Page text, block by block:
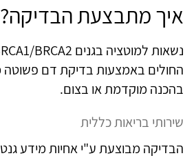
איך מתבצעת הבדיקה?
נשאות למוטציה בגנים BRCA2
החולים באמצעות בדיקת דם פשוטה
בהכנה מוקדמת או בצום.
שירותי בריאות כללית
הבדיקה מבוצעת ע"י אחיות מידע גנטי